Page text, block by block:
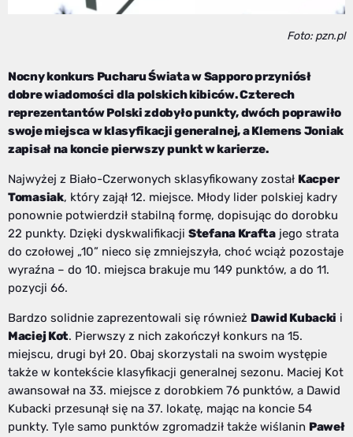
Foto: pzn.pl
Nocny konkurs Pucharu Świata w Sapporo przyniósł
dobre wiadomości dla polskich kibiców. Czterech
reprezentantów Polski zdobyło punkty, dwóch poprawiło
swoje miejsca w klasyfikacji generalnej, a Klemens Joniak
zapisał na koncie pierwszy punkt w karierze.
Najwyżej z Biało-Czerwonych sklasyfikowany został Kacper
Tomasiak, który zajął 12. miejsce. Młody lider polskiej kadry
ponownie potwierdził stabilną formę, dopisując do dorobku
22 punkty. Dzięki dyskwalifikacji Stefana Kraftajego strata
do czołowej „10” nieco się zmniejszyła, choć wciąż pozostaje
wyraźna – do 10. miejsca brakuje mu 149 punktów, a do 11.
pozycji 66.
Bardzo solidnie zaprezentowali się również Dawid Kubacki i
Maciej Kot. Pierwszy z nich zakończył konkurs na 15.
miejscu, drugi był 20. Obaj skorzystali na swoim występie
także w kontekście klasyfikacji generalnej sezonu. Maciej Kot
awansował na 33. miejsce z dorobkiem 76 punktów, a Dawid
Kubacki przesunął się na 37. lokatę, mając na koncie 54
punkty. Tyle samo punktów zgromadził także wiślanin Paweł